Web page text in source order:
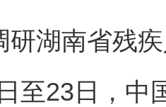
南省残疾
23日，中